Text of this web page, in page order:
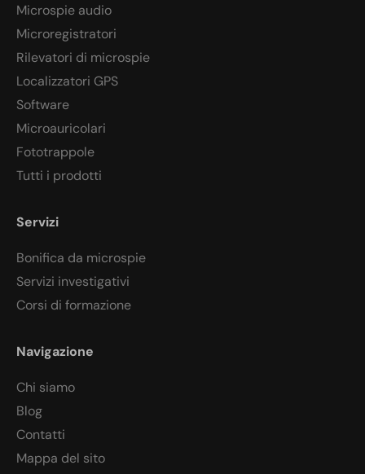
Microspie audio
Microregistratori
Rilevatori di microspie
Localizzatori GPS
Software
Microauricolari
Fototrappole
Tutti i prodotti
Servizi
Bonifica da microspie
Servizi investigativi
Corsi di formazione
Navigazione
Chi siamo
Blog
Contatti
Mappa del sito